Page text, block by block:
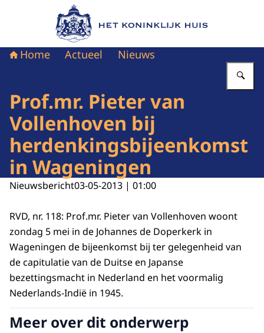
Naar de homepage van Het Koninklijk Huis
Home Actueel Nieuws
Prof.mr. Pieter van
Vollenhoven bij
herdenkingsbijeenkomst
in Wageningen
Nieuwsbericht03-05-2013 | 01:00
RVD, nr. 118: Prof.mr. Pieter van Vollenhoven woont
zondag 5 mei in de Johannes de Doperkerk in
Wageningen de bijeenkomst bij ter gelegenheid van
de capitulatie van de Duitse en Japanse
bezettingsmacht in Nederland en het voormalig
Nederlands-Indië in 1945.
Meer over dit onderwerp